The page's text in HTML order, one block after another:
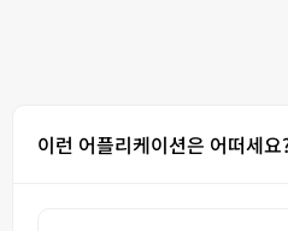
이런 어플리케이션은 어떠세요